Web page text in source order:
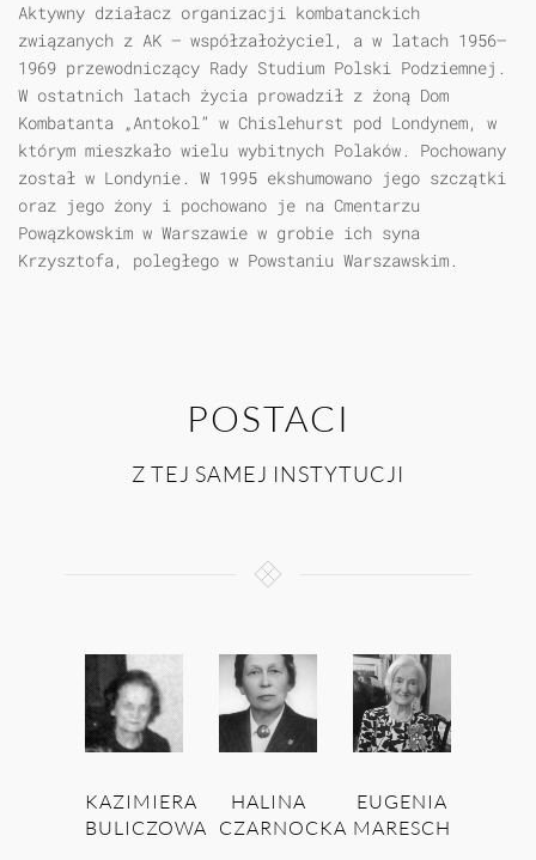
Aktywny działacz organizacji kombatanckich
związanych z AK – współzałożyciel, a w latach 1956–
1969 przewodniczący Rady Studium Polski Podziemnej.
W ostatnich latach życia prowadził z żoną Dom
Kombatanta „Antokol” w Chislehurst pod Londynem, w
którym mieszkało wielu wybitnych Polaków. Pochowany
został w Londynie. W 1995 ekshumowano jego szczątki
oraz jego żony i pochowano je na Cmentarzu
Powązkowskim w Warszawie w grobie ich syna
Krzysztofa, poległego w Powstaniu Warszawskim.
POSTACI
Z TEJ SAMEJ INSTYTUCJI
KAZIMIERA
BULICZOWA
HALINA
CZARNOCKA
EUGENIA
MARESCH